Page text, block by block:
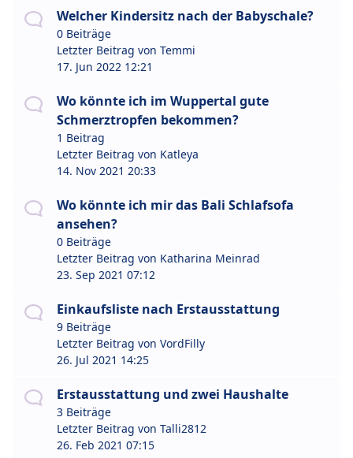
Welcher Kindersitz nach der Babyschale?
0 Beiträge
Letzter Beitrag von Temmi
17. Jun 2022 12:21
Wo könnte ich im Wuppertal gute
Schmerztropfen bekommen?
1 Beitrag
Letzter Beitrag von Katleya
14. Nov 2021 20:33
Wo könnte ich mir das Bali Schlafsofa
ansehen?
0 Beiträge
Letzter Beitrag von Katharina Meinrad
23. Sep 2021 07:12
Einkaufsliste nach Erstausstattung
9 Beiträge
Letzter Beitrag von VordFilly
26. Jul 2021 14:25
Erstausstattung und zwei Haushalte
3 Beiträge
Letzter Beitrag von Talli2812
26. Feb 2021 07:15